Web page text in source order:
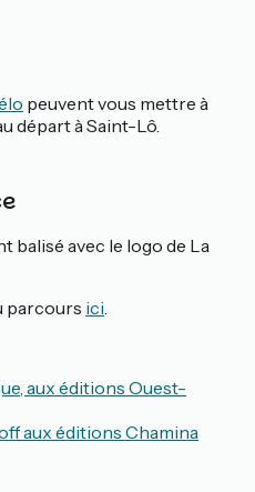
peuvent vous mettre à
départ à Saint-Lô.
balisé avec le logo de La
parcours ici.
aux éditions Ouest-
aux éditions Chamina